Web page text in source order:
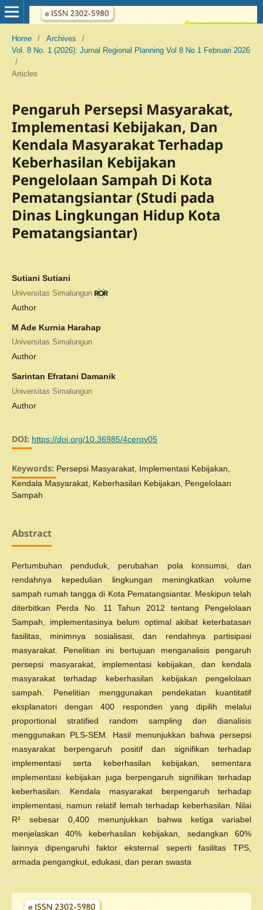
Home / Archives
/
Vol. 8 No. 1 (2026): Jurnal Regional Planning Vol 8 No 1 Februari 2026
/
Articles
Pengaruh Persepsi Masyarakat,
Implementasi Kebijakan, Dan
Kendala Masyarakat Terhadap
Keberhasilan Kebijakan
Pengelolaan Sampah Di Kota
Pematangsiantar (Studi pada
Dinas Lingkungan Hidup Kota
Pematangsiantar)
Sutiani Sutiani
Universitas Simalungun
Author
M Ade Kurnia Harahap
Universitas Simalungun
Author
Sarintan Efratani Damanik
Universitas Simalungun
Author
DOI: https://doi.org/10.36985/4cerqy05
Keywords: Persepsi Masyarakat, Implementasi Kebijakan,
Kendala Masyarakat, Keberhasilan Kebijakan, Pengelolaan
Sampah
Abstract
Pertumbuhan penduduk, perubahan pola konsumsi, dan
rendahnya kepedulian lingkungan meningkatkan volume
sampah rumah tangga di Kota Pematangsiantar. Meskipun telah
diterbitkan Perda No. 11 Tahun 2012 tentang Pengelolaan
Sampah, implementasinya belum optimal akibat keterbatasan
fasilitas, minimnya sosialisasi, dan rendahnya partisipasi
masyarakat. Penelitian ini bertujuan menganalisis pengaruh
persepsi masyarakat, implementasi kebijakan, dan kendala
masyarakat terhadap keberhasilan kebijakan pengelolaan
sampah. Penelitian menggunakan pendekatan kuantitatif
eksplanatori dengan 400 responden yang dipilih melalui
proportional stratified random sampling dan dianalisis
menggunakan PLS-SEM. Hasil menunjukkan bahwa persepsi
masyarakat berpengaruh positif dan signifikan terhadap
implementasi serta keberhasilan kebijakan, sementara
implementasi kebijakan juga berpengaruh signifikan terhadap
keberhasilan. Kendala masyarakat berpengaruh terhadap
implementasi, namun relatif lemah terhadap keberhasilan. Nilai
R² sebesar 0,400 menunjukkan bahwa ketiga variabel
menjelaskan 40% keberhasilan kebijakan, sedangkan 60%
lainnya dipengaruhi faktor eksternal seperti fasilitas TPS,
armada pengangkut, edukasi, dan peran swasta